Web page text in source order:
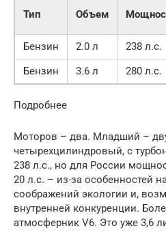
Тип Объем
Бензин 2.0 л 238 л.с.
Бензин
3.6 л 280 л.с.
Подробнее
Моторов – два. Младший –
четырехцилиндровый, с
238 л.с., но для России
20 л.с. – из-за особенностей
соображений экологии и,
внутренней конкуренции.
атмосферник V6. Это уже 3,6